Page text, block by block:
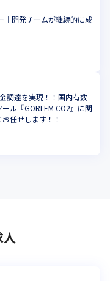
｜開発チームが継続的に成
調達を実現！！国内有数
ル『GORLEM CO2』に関
任せします！！
人